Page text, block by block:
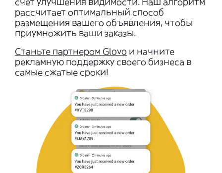
рассчитает оптимальный способ
размещения вашего объявления, чтобы
приумножить ваши заказы.
Станьте партнером Glovo и начните
рекламную поддержку своего бизнеса в
самые сжатые сроки!